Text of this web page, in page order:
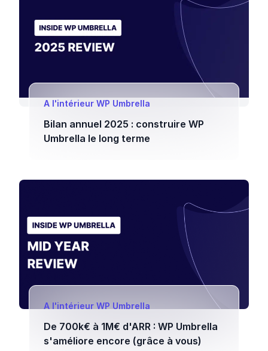
A l'intérieur WP Umbrella
Bilan annuel 2025 : construire WP
Umbrella le long terme
A l'intérieur WP Umbrella
De 700k€ à 1M€ d'ARR : WP Umbrella
s'améliore encore (grâce à vous)